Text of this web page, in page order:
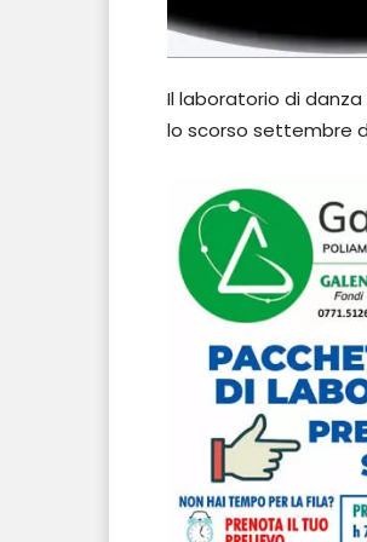
Il laboratorio di
lo scorso settembre